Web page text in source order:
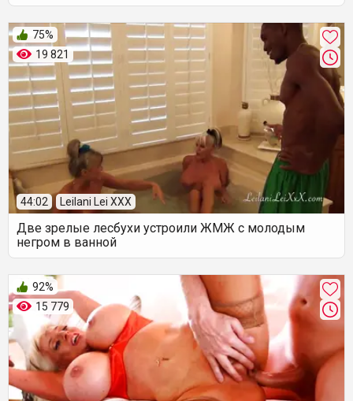
19 821
75%
44:02 Leilani Lei XXX
Две зрелые лесбухи устроили ЖМЖ с молодым
негром в ванной
15 779
92%